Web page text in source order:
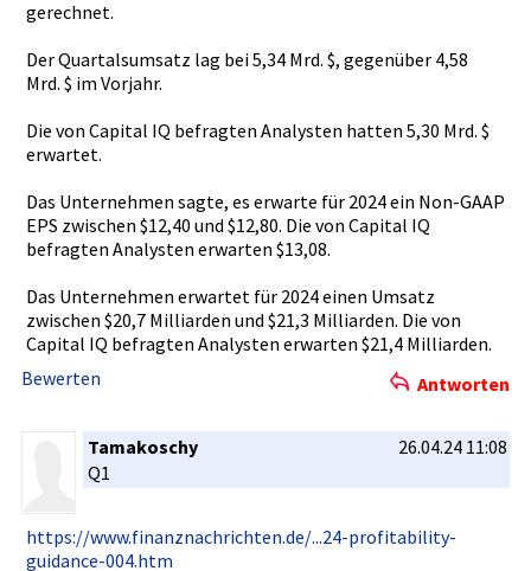
gerechnet.­
Der Quartalsum­satz lag bei 5,34 Mrd. $, gegenüber 4,58
Mrd. $ im Vorjahr.
Die von Capital IQ befragten Analysten hatten 5,30 Mrd. $
erwartet.
Das Unternehme­n sagte, es erwarte für 2024 ein Non-GAAP
EPS zwischen $12,40 und $12,80. Die von Capital IQ
befragten Analysten erwarten $13,08.
Das Unternehme­n erwartet für 2024 einen Umsatz
zwischen $20,7 Milliarden­ und $21,3 Milliarden­. Die von
Capital IQ befragten Analysten erwarten $21,4 Milliarden­.
Bewerten
Antworten
Tamakoschy
26.04.24 11:08
Q1
https://ww­w.finanzna­chrichten.­de/...24-p­rofitabili­ty-
guidanc­e-004.htm